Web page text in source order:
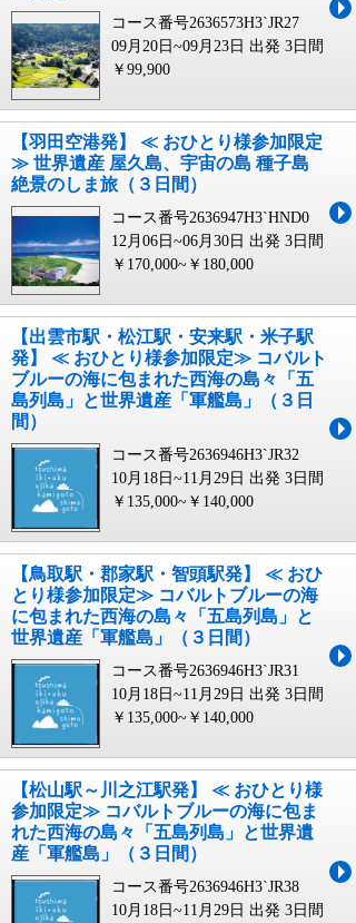
コース番号2636573H3`JR27
09月20日~09月23日 出発 3日間
￥99,900
【羽田空港発】 ≪ おひとり様参加限定
≫ 世界遺産 屋久島、宇宙の島 種子島
絶景のしま旅（３日間）
コース番号2636947H3`HND0
12月06日~06月30日 出発 3日間
￥170,000~￥180,000
【出雲市駅・松江駅・安来駅・米子駅
発】 ≪ おひとり様参加限定≫ コバルト
ブルーの海に包まれた西海の島々「五
島列島」と世界遺産「軍艦島」（３日
間）
コース番号2636946H3`JR32
10月18日~11月29日 出発 3日間
￥135,000~￥140,000
【鳥取駅・郡家駅・智頭駅発】 ≪ おひ
とり様参加限定≫ コバルトブルーの海
に包まれた西海の島々「五島列島」と
世界遺産「軍艦島」（３日間）
コース番号2636946H3`JR31
10月18日~11月29日 出発 3日間
￥135,000~￥140,000
【松山駅～川之江駅発】 ≪ おひとり様
参加限定≫ コバルトブルーの海に包ま
れた西海の島々「五島列島」と世界遺
産「軍艦島」（３日間）
コース番号2636946H3`JR38
10月18日~11月29日 出発 3日間